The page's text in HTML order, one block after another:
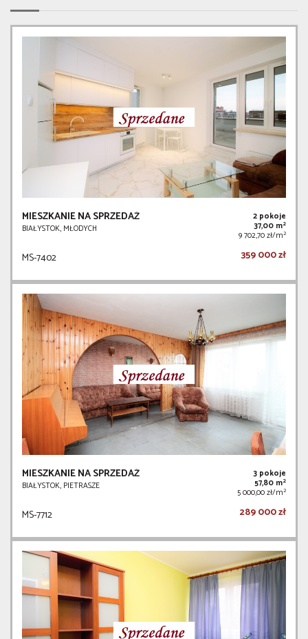
MIESZKANIE NA SPRZEDAŻ
BIAŁYSTOK, MŁODYCH
2 pokoje
37,00 m2
9 702,70 zł/m2
MS-7402 359 000 zł
MIESZKANIE NA SPRZEDAŻ
BIAŁYSTOK, PIETRASZE
3 pokoje
57,80 m2
5 000,00 zł/m2
MS-7712 289 000 zł